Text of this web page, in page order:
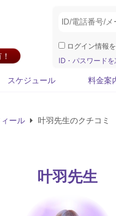
ログイン情報
ID・パスワード
スケジュール 料金案
ール 叶羽先生のクチコミ
叶羽先生